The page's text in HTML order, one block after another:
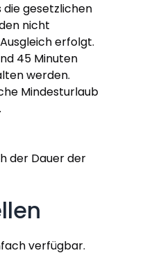
gesetzlichen
nicht
erfolgt.
45 Minuten
werden.
Mindesturlaub
der Dauer der
verfügbar.